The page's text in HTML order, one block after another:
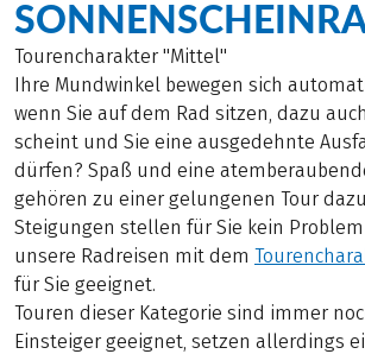
Tourencharakter "Mittel"
Ihre Mundwinkel bewegen sich
wenn Sie auf dem Rad sitzen, dazu
scheint und Sie eine ausgedehnte
dürfen? Spaß und eine
gehören zu einer gelungenen Tour
Steigungen stellen für Sie kein
unsere Radreisen mit dem
für Sie geeignet.
Touren dieser Kategorie sind immer
Einsteiger geeignet, setzen allerdings